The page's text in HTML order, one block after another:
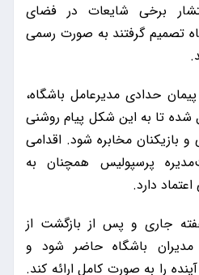
برخی شایعات در فضای
تصمیم گرفتند به صورت رسمی
حدادی مدیرعامل باشگاه،
شده تا به این شکل پیام روشنی
بازیکنان مخابره شود. اقدامی
پرسپولیس همچنان به
دارد.
جاری و پس از بازگشت از
باشگاه حاضر شود و
را به صورت کامل ارائه کند.